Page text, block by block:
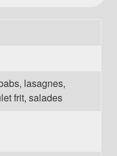
lasagnes,
frit, salades